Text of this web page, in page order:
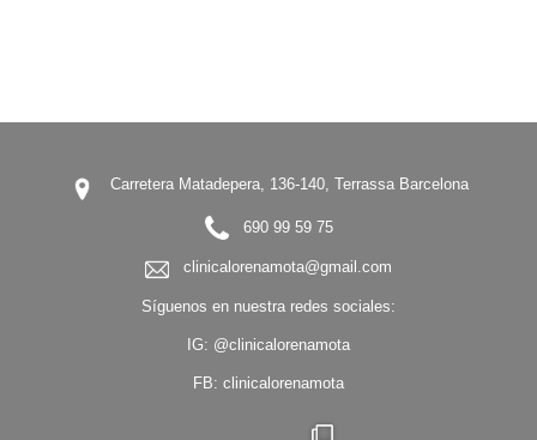
Carretera Matadepera, 136-140, Terrassa Barcelona
690 99 59 75
clinicalorenamota@gmail.com
Síguenos en nuestra redes sociales:
IG: @clinicalorenamota
FB: clinicalorenamota